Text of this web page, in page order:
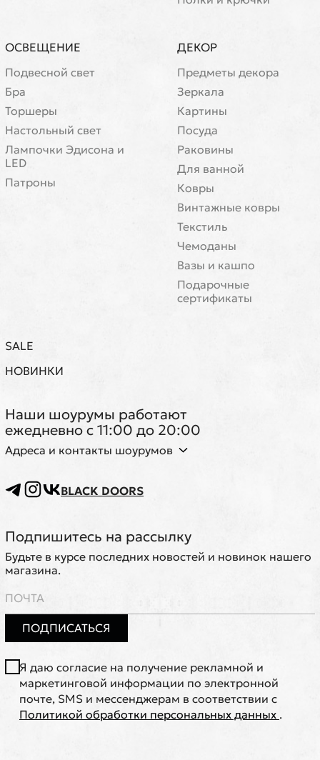
ОСВЕЩЕНИЕ
Подвесной свет
Бра
Торшеры
Настольный свет
Лампочки Эдисона и
LED
Патроны
ДЕКОР
Предметы декора
Зеркала
Картины
Посуда
Раковины
Для ванной
Ковры
Винтажные ковры
Текстиль
Чемоданы
Вазы и кашпо
Подарочные
сертификаты
SALE
НОВИНКИ
Наши шоурумы работают
ежедневно с 11:00 до 20:00
Адреса и контакты шоурумов
BLACK DOORS
Подпишитесь на рассылку
Будьте в курсе последних новостей и новинок нашего
магазина.
ПОДПИСАТЬСЯ
Я даю согласие на получение рекламной и
маркетинговой информации по электронной
почте, SMS и мессенджерам в соответствии с
Политикой обработки персональных данных .